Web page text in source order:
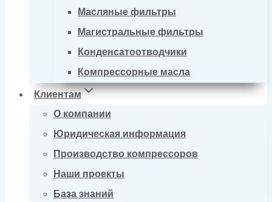
Масляные фильтры
Магистральные фильтры
Конденсатоотводчики
Компрессорные масла
Клиентам
О компании
Юридическая информация
Производство компрессоров
Наши проекты
База знаний